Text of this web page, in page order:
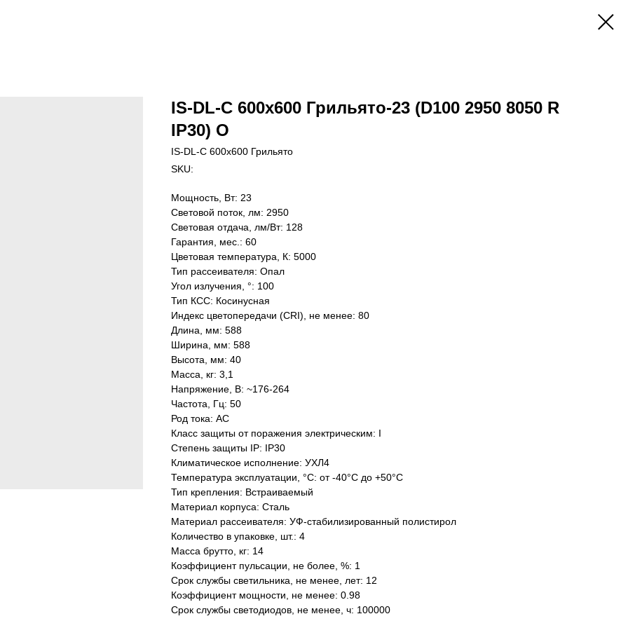
IS-DL-C 600х600 Грильято-23 (D100 2950 8050 R
IP30) O
IS-DL-C 600х600 Грильято
SKU:
Мощность, Вт: 23
Световой поток, лм: 2950
Световая отдача, лм/Вт: 128
Гарантия, мес.: 60
Цветовая температура, К: 5000
Тип рассеивателя: Опал
Угол излучения, °: 100
Тип КСС: Косинусная
Индекс цветопередачи (CRI), не менее: 80
Длина, мм: 588
Ширина, мм: 588
Высота, мм: 40
Масса, кг: 3,1
Напряжение, В: ~176-264
Частота, Гц: 50
Род тока: AC
Класс защиты от поражения электрическим: I
Степень защиты IP: IP30
Климатическое исполнение: УХЛ4
Температура эксплуатации, °С: от -40°C до +50°C
Тип крепления: Встраиваемый
Материал корпуса: Сталь
Материал рассеивателя: УФ-стабилизированный полистирол
Количество в упаковке, шт.: 4
Масса брутто, кг: 14
Коэффициент пульсации, не более, %: 1
Срок службы светильника, не менее, лет: 12
Коэффициент мощности, не менее: 0.98
Срок службы светодиодов, не менее, ч: 100000